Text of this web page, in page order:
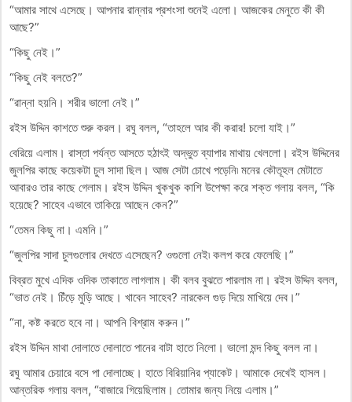
“আমার সাথে এসেছে। আপনার রান্নার প্রশংসা শুনেই এলো। আজকের মেনুতে কী কী
আছে?”
“কিছু নেই।”
“কিছু নেই বলতে?”
“রান্না হয়নি। শরীর ভালো নেই।”
রইস উদ্দিন কাশতে শুরু করল। রঘু বলল, “তাহলে আর কী করার! চলো যাই।”
বেরিয়ে এলাম। রাস্তা পর্যন্ত আসতে হঠাৎই অদ্ভুত ব্যাপার মাথায় খেললো। রইস উদ্দিনের
জুলপির কাছে কয়েকটা চুল সাদা ছিল। আজ সেটা চোখে পড়েনি৷ মনের কৌতূহল মেটাতে
আবারও তার কাছে গেলাম। রইস উদ্দিন খুকখুক কাশি উপেক্ষা করে শক্ত গলায় বলল, “কি
হয়েছে? সাহেব এভাবে তাকিয়ে আছেন কেন?”
“তেমন কিছু না। এমনি।”
“জুলপির সাদা চুলগুলোর দেখতে এসেছেন? ওগুলো নেই৷ কলপ করে ফেলেছি।”
বিব্রত মুখে এদিক ওদিক তাকাতে লাগলাম। কী বলব বুঝতে পারলাম না। রইস উদ্দিন বলল,
“ভাত নেই। চিঁড়ে মুড়ি আছে। খাবেন সাহেব? নারকেল গুড় দিয়ে মাখিয়ে দেব।”
“না, কষ্ট করতে হবে না। আপনি বিশ্রাম করুন।”
রইস উদ্দিন মাথা দোলাতে দোলাতে পানের বাটা হাতে নিলো। ভালো মন্দ কিছু বলল না।
রঘু আমার চেয়ারে বসে পা দোলাচ্ছে। হাতে বিরিয়ানির প্যাকেট। আমাকে দেখেই হাসল।
আন্তরিক গলায় বলল, “বাজারে গিয়েছিলাম। তোমার জন্য নিয়ে এলাম।”